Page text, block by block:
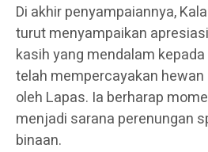
Di akhir penyampaiannya,
turut menyampaikan
kasih yang mendalam
telah mempercayakan
oleh Lapas. Ia berharap
menjadi sarana perenungan
binaan.